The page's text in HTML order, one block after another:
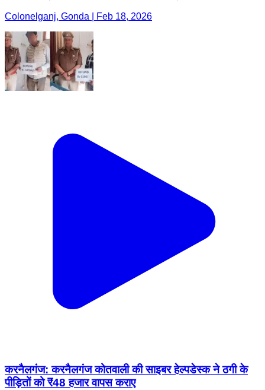
Colonelganj, Gonda | Feb 18, 2026
करनैलगंज: करनैलगंज कोतवाली की साइबर हेल्पडेस्क ने ठगी के
पीड़ितों को ₹48 हजार वापस कराए